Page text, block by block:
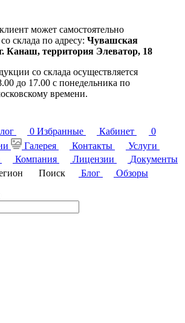
может самостоятельно
склада по адресу: Чувашская
Канаш, территория Элеватор, 18
со склада осуществляется
до 17.00 с понедельника по
времени.
0 Избранные Кабинет
0
Галерея Контакты
Услуги
Компания Лицензии
Документы
Поиск Блог
Обзоры